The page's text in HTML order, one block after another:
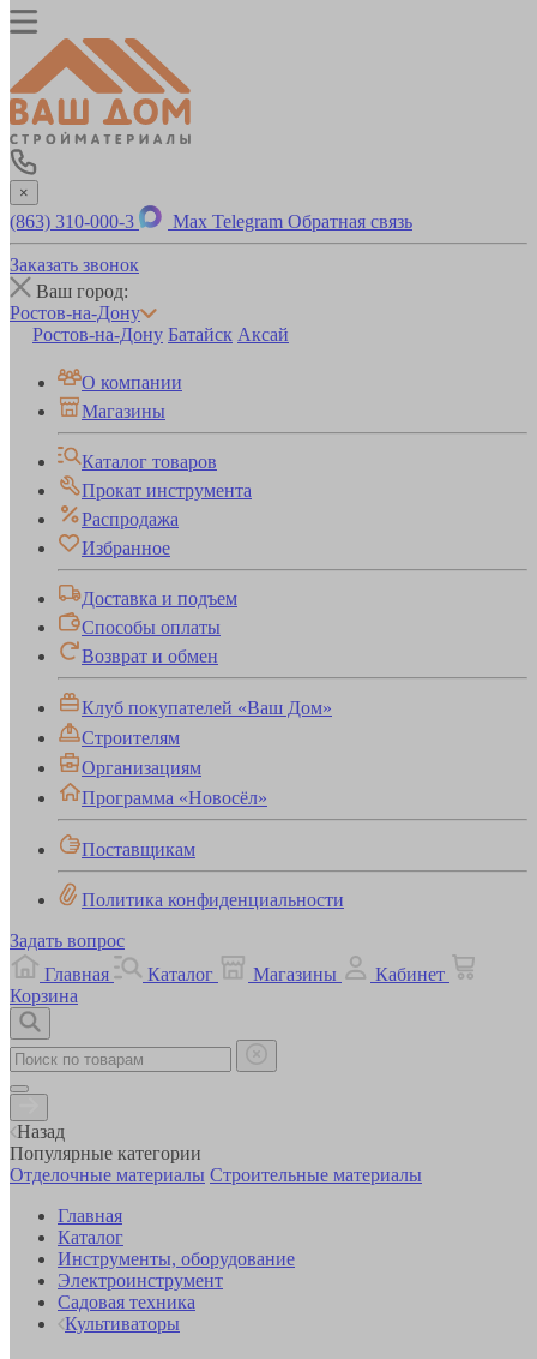
×
(863) 310-000-3 Max Telegram Обратная связь
Заказать звонок
Ваш город:
Ростов-на-Дону
Ростов-на-Дону Батайск Аксай
О компании
Магазины
Каталог товаров
Прокат инструмента
Распродажа
Избранное
Доставка и подъем
Способы оплаты
Возврат и обмен
Клуб покупателей «Ваш Дом»
Строителям
Организациям
Программа «Новосёл»
Поставщикам
Политика конфиденциальности
Задать вопрос
Главная
Каталог Магазины
Кабинет
Корзина
Назад
Популярные категории
Отделочные материалы Строительные материалы
Главная
Каталог
Инструменты, оборудование
Электроинструмент
Садовая техника
Культиваторы